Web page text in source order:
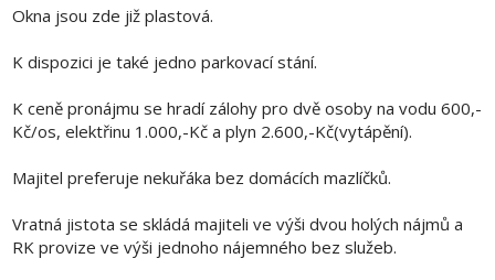
Okna jsou zde již plastová.
K dispozici je také jedno parkovací stání.
K ceně pronájmu se hradí zálohy pro dvě osoby na vodu 600,-
Kč/os, elektřinu 1.000,-Kč a plyn 2.600,-Kč(vytápění).
Majitel preferuje nekuřáka bez domácích mazlíčků.
Vratná jistota se skládá majiteli ve výši dvou holých nájmů a
RK provize ve výši jednoho nájemného bez služeb.